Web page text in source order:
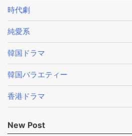
時代劇
純愛系
韓国ドラマ
韓国バラエティー
香港ドラマ
New Post